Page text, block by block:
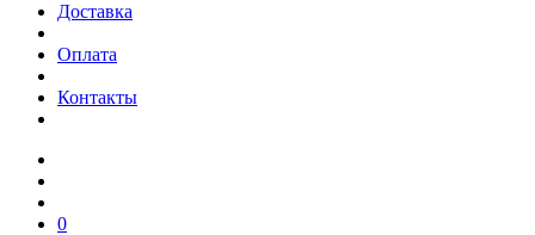
Доставка
Оплата
Контакты
0